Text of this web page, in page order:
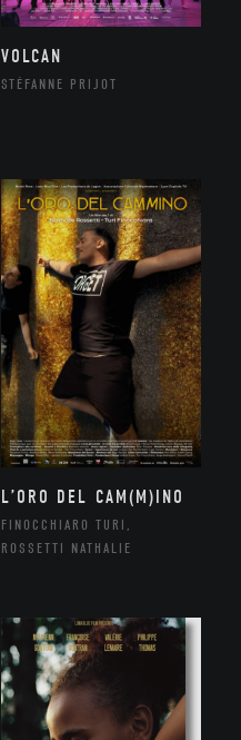
VOLCAN
STÉFANNE PRIJOT
L’ORO DEL CAM(M)INO
FINOCCHIARO TURI,
ROSSETTI NATHALIE